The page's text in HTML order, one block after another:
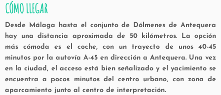
CÓMO LLEGAR
Desde Málaga hasta el conjunto de Dólmenes de Antequera
hay una distancia aproximada de 50 kilómetros. La opción
más cómoda es el coche, con un trayecto de unos 40-45
minutos por la autovía A-45 en dirección a Antequera. Una vez
en la ciudad, el acceso está bien señalizado y el yacimiento se
encuentra a pocos minutos del centro urbano, con zona de
aparcamiento junto al centro de interpretación.